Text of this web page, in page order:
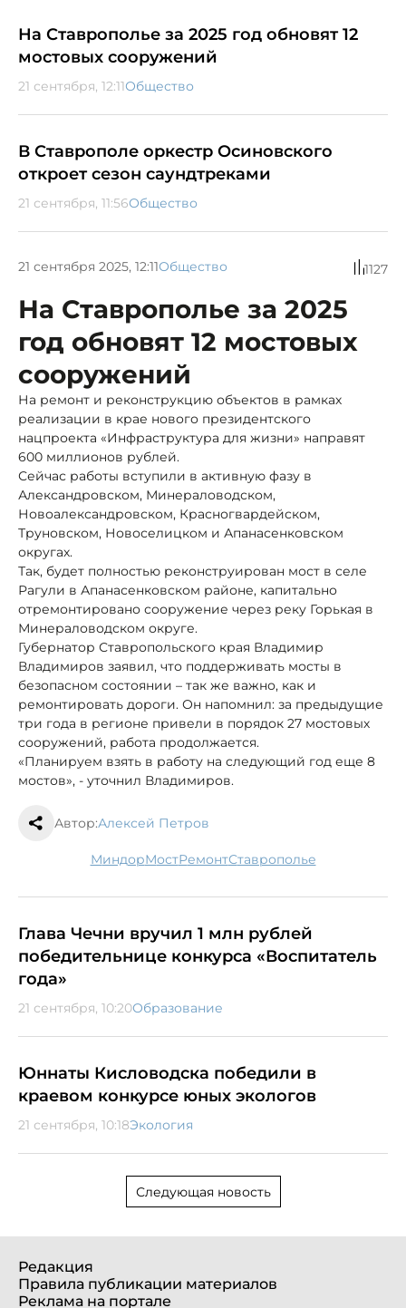
На Ставрополье за 2025 год обновят 12
мостовых сооружений
21 сентября, 12:11Общество
В Ставрополе оркестр Осиновского
откроет сезон саундтреками
21 сентября, 11:56Общество
21 сентября 2025, 12:11Общество 1127
На Ставрополье за 2025
год обновят 12 мостовых
сооружений
На ремонт и реконструкцию объектов в рамках
реализации в крае нового президентского
нацпроекта «Инфраструктура для жизни» направят
600 миллионов рублей.
Сейчас работы вступили в активную фазу в
Александровском, Минераловодском,
Новоалександровском, Красногвардейском,
Труновском, Новоселицком и Апанасенковском
округах.
Так, будет полностью реконструирован мост в селе
Рагули в Апанасенковском районе, капитально
отремонтировано сооружение через реку Горькая в
Минераловодском округе.
Губернатор Ставропольского края Владимир
Владимиров заявил, что поддерживать мосты в
безопасном состоянии – так же важно, как и
ремонтировать дороги. Он напомнил: за предыдущие
три года в регионе привели в порядок 27 мостовых
сооружений, работа продолжается.
«Планируем взять в работу на следующий год еще 8
мостов», - уточнил Владимиров.
Автор:Алексей Петров
Миндор мост ремонт Ставрополье
Глава Чечни вручил 1 млн рублей
победительнице конкурса «Воспитатель
года»
21 сентября, 10:20Образование
Юннаты Кисловодска победили в
краевом конкурсе юных экологов
21 сентября, 10:18Экология
Следующая новость
Редакция
Правила публикации материалов
Реклама на портале